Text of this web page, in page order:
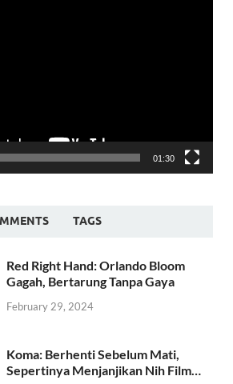
01:30
TAGS
Red Right Hand: Orlando Bloom
Gagah, Bertarung Tanpa Gaya
February 29, 2024
Koma: Berhenti Sebelum Mati,
Sepertinya Menjanjikan Nih Film…